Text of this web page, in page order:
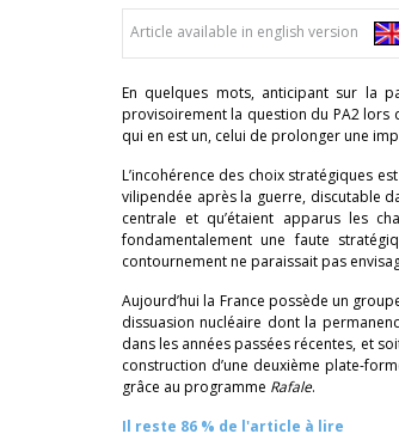
Article available in english version
En quelques mots, anticipant sur la
provisoirement la question du PA2 lors
qui en est un, celui de prolonger une
L’incohérence des choix stratégiques
vilipendée après la guerre, discutable
centrale et qu’étaient apparus les
fondamentalement une faute
contournement ne paraissait pas
Aujourd’hui la France possède un
dissuasion nucléaire dont la
dans les années passées récentes, et
construction d’une deuxième plate-
grâce au programme Rafale.
Il reste 86 % de l'article à lire